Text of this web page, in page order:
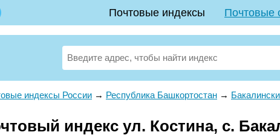
Почтовые индексы Почтовые
индексы России → Республика Башкортостан →
индекс ул. Костина, с.